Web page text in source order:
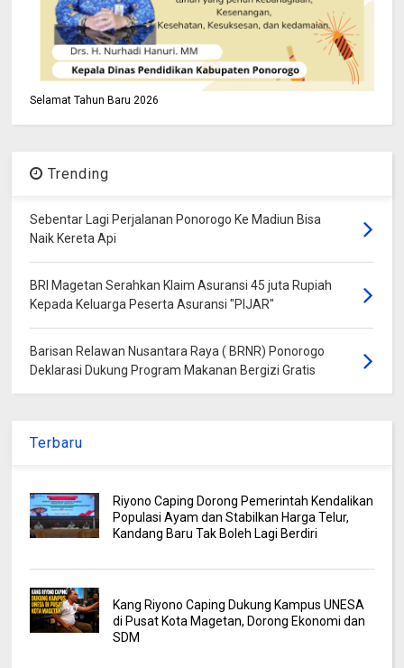
Selamat Tahun Baru 2026
Trending
Sebentar Lagi Perjalanan Ponorogo Ke Madiun Bisa
Naik Kereta Api
BRI Magetan Serahkan Klaim Asuransi 45 juta Rupiah
Kepada Keluarga Peserta Asuransi "PIJAR"
Barisan Relawan Nusantara Raya ( BRNR) Ponorogo
Deklarasi Dukung Program Makanan Bergizi Gratis
Terbaru
Riyono Caping Dorong Pemerintah Kendalikan
Populasi Ayam dan Stabilkan Harga Telur,
Kandang Baru Tak Boleh Lagi Berdiri
Kang Riyono Caping Dukung Kampus UNESA
di Pusat Kota Magetan, Dorong Ekonomi dan
SDM